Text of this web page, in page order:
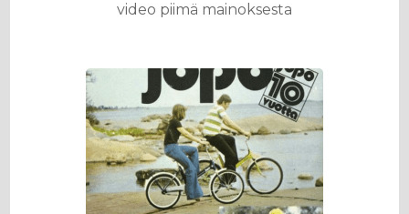
video piimä mainoksesta